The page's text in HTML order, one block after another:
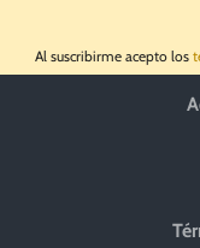
Al suscribirme acepto los